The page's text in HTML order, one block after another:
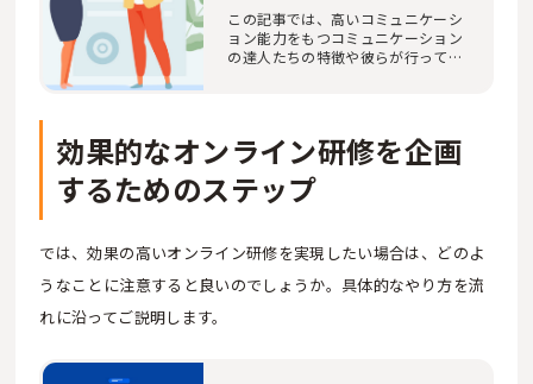
この記事では、高いコミュニケーシ
ョン能力をもつコミュニケーション
の達人たちの特徴や彼らが行ってい
効果的なオンライン研修を企画
するためのステップ
では、効果の高いオンライン研修を実現したい場合は、どのよ
うなことに注意すると良いのでしょうか。具体的なやり方を流
れに沿ってご説明します。